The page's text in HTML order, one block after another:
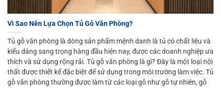
Vì Sao Nên Lựa Chọn Tủ Gỗ Văn Phòng?
Tủ gỗ văn phòng là dòng sản phẩm mệnh danh là tủ có chất liệu và
kiểu dáng sang trọng hàng đầu hiện nay, được các doanh nghiệp ưa
thích và sử dụng rộng rải. Tủ gỗ văn phòng là gì? Đây là một loại nội
thất được thiết kế đặc biệt để sử dụng trong môi trường làm việc. Tủ
gỗ văn phòng thường được làm từ các loại gỗ như gỗ tự nhiên, gỗ